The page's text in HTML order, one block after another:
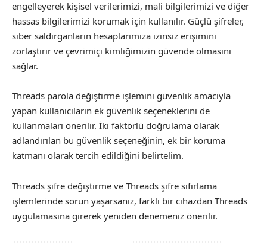
engelleyerek kişisel verilerimizi, mali bilgilerimizi ve diğer
hassas bilgilerimizi korumak için kullanılır. Güçlü şifreler,
siber saldırganların hesaplarımıza izinsiz erişimini
zorlaştırır ve çevrimiçi kimliğimizin güvende olmasını
sağlar.
Threads parola değiştirme işlemini güvenlik amacıyla
yapan kullanıcıların ek güvenlik seçeneklerini de
kullanmaları önerilir. İki faktörlü doğrulama olarak
adlandırılan bu güvenlik seçeneğinin, ek bir koruma
katmanı olarak tercih edildiğini belirtelim.
Threads şifre değiştirme ve Threads şifre sıfırlama
işlemlerinde sorun yaşarsanız, farklı bir cihazdan Threads
uygulamasına girerek yeniden denemeniz önerilir.